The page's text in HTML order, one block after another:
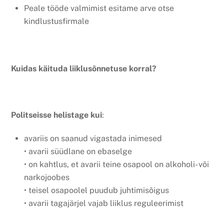
Peale tööde valmimist esitame arve otse
kindlustusfirmale
Kuidas käituda liiklusõnnetuse korral?
Politseisse helistage kui:
avariis on saanud vigastada inimesed
• avarii süüdlane on ebaselge
• on kahtlus, et avarii teine osapool on alkoholi- või
narkojoobes
• teisel osapoolel puudub juhtimisõigus
• avarii tagajärjel vajab liiklus reguleerimist